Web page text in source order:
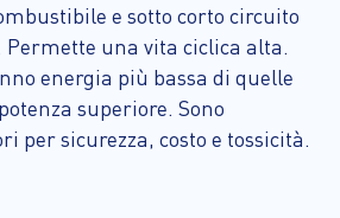
e sotto corto circuito
Permette una vita ciclica alta.
energia più bassa di quelle
superiore. Sono
per sicurezza, costo e tossicità.